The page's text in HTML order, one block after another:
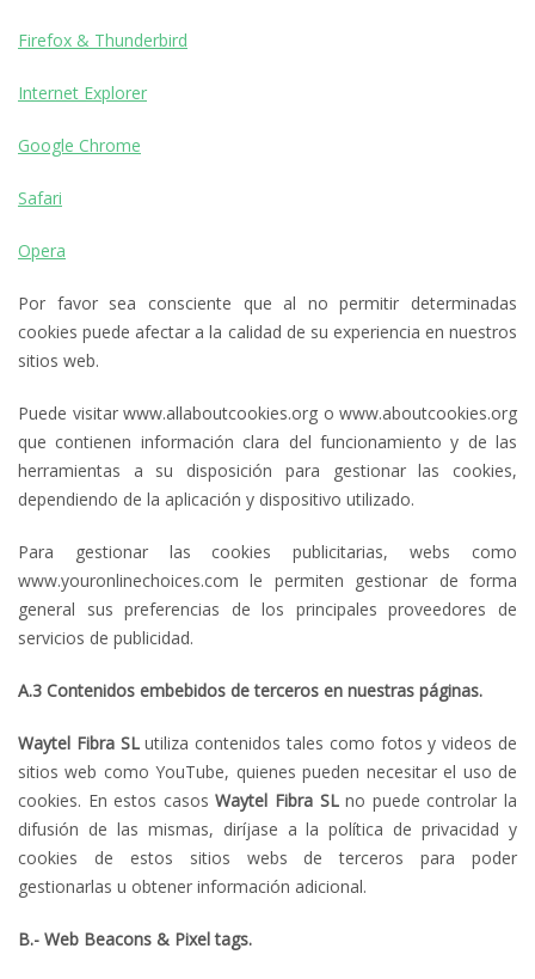
Firefox & Thunderbird
Internet Explorer
Google Chrome
Safari
Opera
Por favor sea consciente que al no permitir determinadas
cookies puede afectar a la calidad de su experiencia en nuestros
sitios web.
Puede visitar www.allaboutcookies.org o www.aboutcookies.org
que contienen información clara del funcionamiento y de las
herramientas a su disposición para gestionar las cookies,
dependiendo de la aplicación y dispositivo utilizado.
Para gestionar las cookies publicitarias, webs como
www.youronlinechoices.com le permiten gestionar de forma
general sus preferencias de los principales proveedores de
servicios de publicidad.
A.3 Contenidos embebidos de terceros en nuestras páginas.
Waytel Fibra SLutiliza contenidos tales como fotos y videos de
sitios web como YouTube, quienes pueden necesitar el uso de
cookies. En estos casosWaytel Fibra SLno puede controlar la
difusión de las mismas, diríjase a la política de privacidad y
cookies de estos sitios webs de terceros para poder
gestionarlas u obtener información adicional.
B.- Web Beacons & Pixel tags.